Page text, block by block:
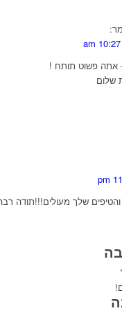
אתה פשוט תותח !
שלום
שלך מעולים!!!תודה